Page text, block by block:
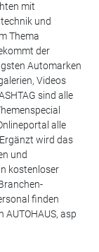
mit
und
Thema
der
Automarken
Videos
sind alle
alle
wird das
und
kostenloser
finden
asp